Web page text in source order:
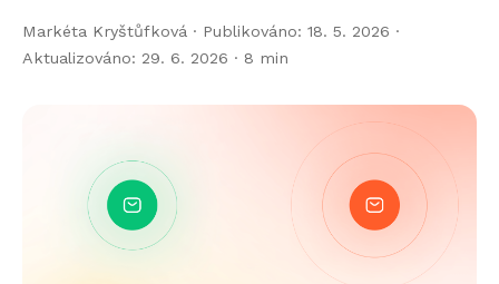
Markéta Kryštůfková · Publikováno: 18. 5. 2026 ·
Aktualizováno: 29. 6. 2026 · 8 min